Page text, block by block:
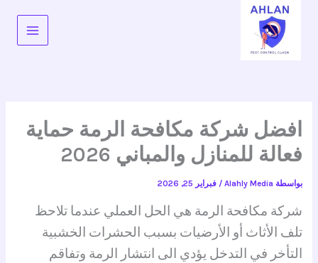
المحتوى
افضل شركة مكافحة الرمة حماية
فعالة للمنازل والمباني 2026
بواسطة Alahly Media
/فبراير 25, 2026
شركة مكافحة الرمة هي الحل العملي عندما تلاحظ
تلف الأثاث أو الأرضيات بسبب الحشرات الخشبية
التأخر في التدخل يؤدي الى انتشار الرمة وتفاقم